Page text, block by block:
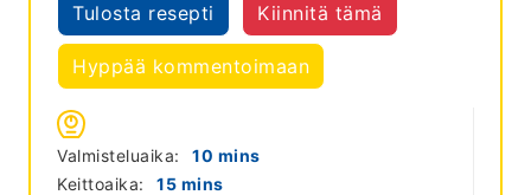
Tulosta resepti Kiinnitä tämä
Hyppää kommentoimaan
Valmisteluaika: 10 minutes
mins
Keittoaika:
15minutes
mins